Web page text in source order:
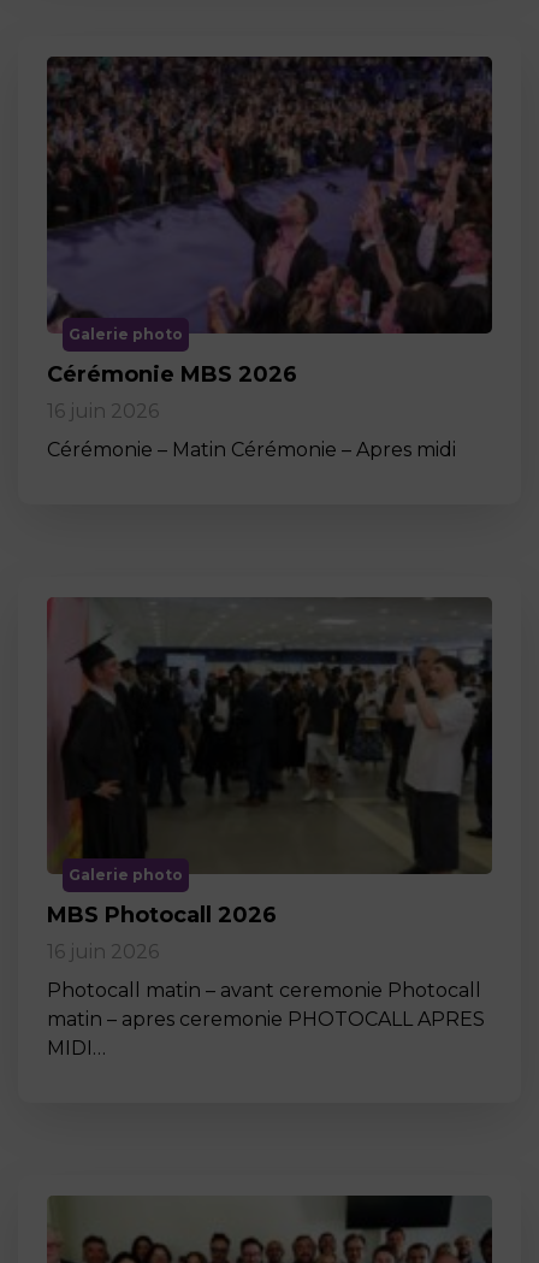
Galerie photo
Cérémonie MBS 2026
16 juin 2026
Cérémonie – Matin Cérémonie – Apres midi
Galerie photo
MBS Photocall 2026
16 juin 2026
Photocall matin – avant ceremonie Photocall
matin – apres ceremonie PHOTOCALL APRES
MIDI…